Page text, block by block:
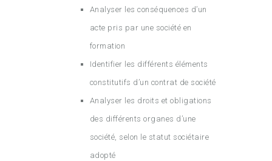
Analyser les conséquences d’un
acte pris par une société en
formation
Identifier les différents éléments
constitutifs d’un contrat de société
Analyser les droits et obligations
des différents organes d’une
société, selon le statut sociétaire
adopté